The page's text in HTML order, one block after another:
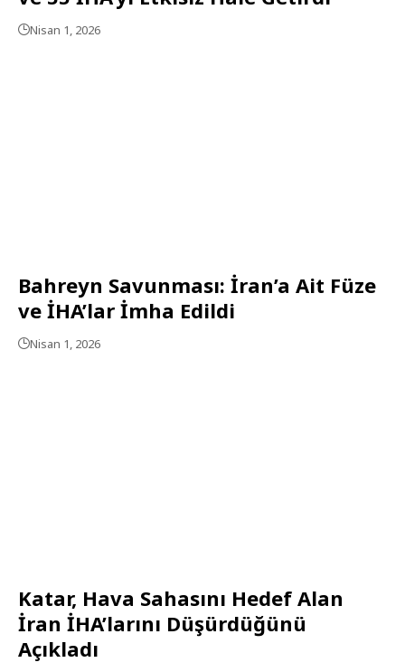
Nisan 1, 2026
Bahreyn Savunması: İran’a Ait Füze
ve İHA’lar İmha Edildi
Nisan 1, 2026
Katar, Hava Sahasını Hedef Alan
İran İHA’larını Düşürdüğünü
Açıkladı